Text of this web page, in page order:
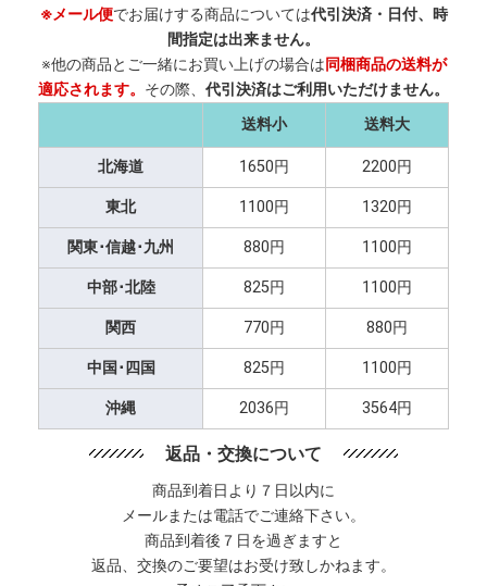
※メール便でお届けする商品については代引決済・日付、時
間指定は出来ません。
※他の商品とご一緒にお買い上げの場合は同梱商品の送料が
適応されます。 その際、 代引決済はご利用いただけません。
送料小
送料大
北海道 1650円 2200円
東北 1100円 1320円
関東･信越･九州 880円 1100円
中部･北陸 825円 1100円
関西 770円 880円
中国･四国 825円 1100円
沖縄 2036円 3564円
返品・交換について
商品到着日より７日以内に
メールまたは電話でご連絡下さい。
商品到着後７日を過ぎますと
返品、交換のご要望はお受け致しかねます。